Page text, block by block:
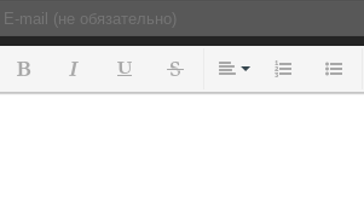
Полужирный
КурсивПодчеркнутый
ЗачеркнутыйВыравнивание